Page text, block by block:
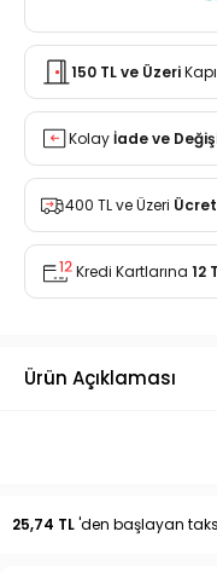
150 TL ve Üzeri
Kolayİade ve
400 TL ve Üzeri
Kredi Kartlarına 12
Ürün Açıklaması
25,74 TL'den başlayan